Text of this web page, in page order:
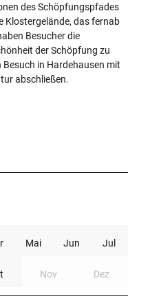
des Schöpfungspfades
Klostergelände, das fernab
Besucher die
der Schöpfung zu
Besuch in Hardehausen mit
abschließen.
Mai Jun Jul
Nov Dez